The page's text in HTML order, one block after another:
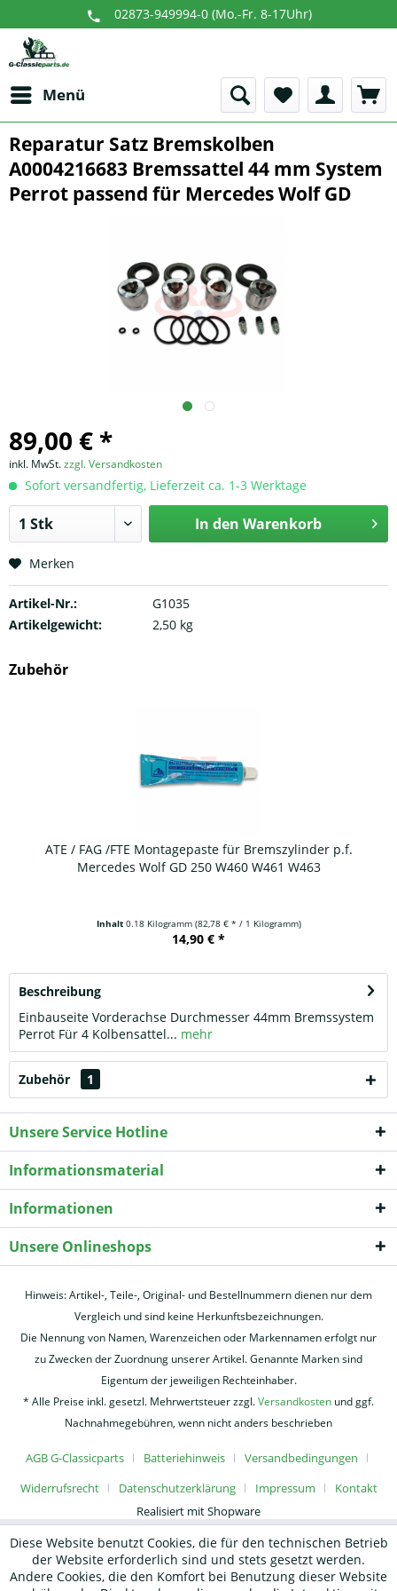
02873-949994-0 (Mo.-Fr. 8-17Uhr)
Menü
Reparatur Satz Bremskolben
A0004216683 Bremssattel 44 mm System
Perrot passend für Mercedes Wolf GD
89,00 € *
inkl. MwSt.zzgl. Versandkosten
Sofort versandfertig, Lieferzeit ca. 1-3 Werktage
In den Warenkorb
Merken
Artikel-Nr.:
G1035
Artikelgewicht:
2,50 kg
Zubehör
ATE / FAG /FTE Montagepaste für Bremszylinder p.f.
Mercedes Wolf GD 250 W460 W461 W463
Inhalt 0.18 Kilogramm (82,78 € * / 1 Kilogramm)
14,90 € *
Beschreibung
Einbauseite Vorderachse Durchmesser 44mm Bremssystem
Perrot Für 4 Kolbensattel... mehr
Zubehör 1
Unsere Service Hotline
Informationsmaterial
Informationen
Unsere Onlineshops
Hinweis: Artikel-, Teile-, Original- und Bestellnummern dienen nur dem
Vergleich und sind keine Herkunftsbezeichnungen.
Die Nennung von Namen, Warenzeichen oder Markennamen erfolgt nur
zu Zwecken der Zuordnung unserer Artikel. Genannte Marken sind
Eigentum der jeweiligen Rechteinhaber.
* Alle Preise inkl. gesetzl. Mehrwertsteuer zzgl.Versandkosten und ggf.
Nachnahmegebühren, wenn nicht anders beschrieben
AGB G-Classicparts Batteriehinweis
Versandbedingungen
Widerrufsrecht
Datenschutzerklärung Impressum
Kontakt
Realisiert mit Shopware
Diese Website benutzt Cookies, die für den technischen Betrieb
der Website erforderlich sind und stets gesetzt werden.
Andere Cookies, die den Komfort bei Benutzung dieser Website